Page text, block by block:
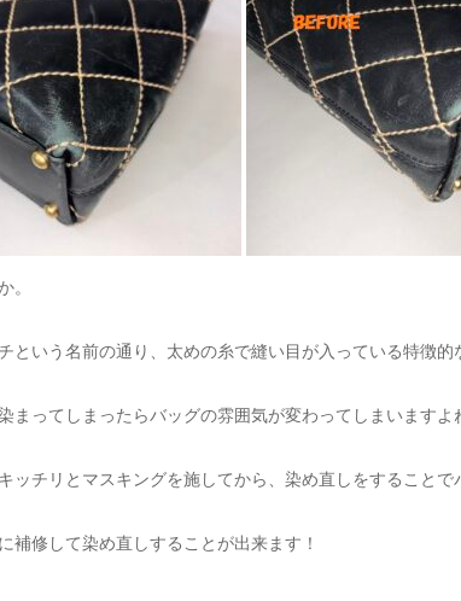
。
という名前の通り、太めの糸で縫い目が入っている特徴的
まってしまったらバッグの雰囲気が変わってしまいます
ッチリとマスキングを施してから、染め直しをすること
補修して染め直しすることが出来ます！